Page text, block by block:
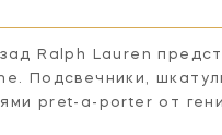
Ralph Lauren
Подсвечники,
pret-a-porter от